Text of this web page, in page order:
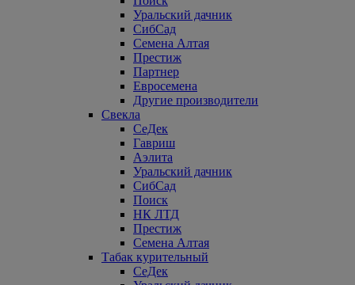
Уральский дачник
СибСад
Семена Алтая
Престиж
Партнер
Евросемена
Другие производители
Свекла
СеДек
Гавриш
Аэлита
Уральский дачник
СибСад
Поиск
НК ЛТД
Престиж
Семена Алтая
Табак курительный
СеДек